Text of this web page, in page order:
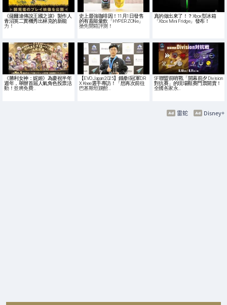
《薩爾達傳說王國之淚》製作人
青沼英二實機秀出林克的新能
力！
史上最強咖啡因！11月1日發售
的有蓋能量飲「HYPER ZONe」
搶先開箱評測！
真的做出來了！？Xbox型冰箱
「Xbox Mini Fridge」發布！
《勝利女神：妮姬》為慶祝半年
週年，舉辦首屆人氣角色投票活
動！並將免費…
【EVO Japan 2025】鐵拳8冠軍DR
X Knee選手專訪！「想再次前往
巴基斯坦踢館…
SF聯盟前哨戰「開幕前夕 Division
對抗賽」的現場觀賽門票開賣！
全國各家永…
Disney+
雷蛇